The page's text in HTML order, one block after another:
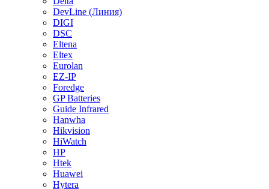
DevLine (Линия)
DIGI
DSC
Eltena
Eltex
Eurolan
EZ-IP
Foredge
GP Batteries
Guide Infrared
Hanwha
Hikvision
HiWatch
HP
Htek
Huawei
Hytera